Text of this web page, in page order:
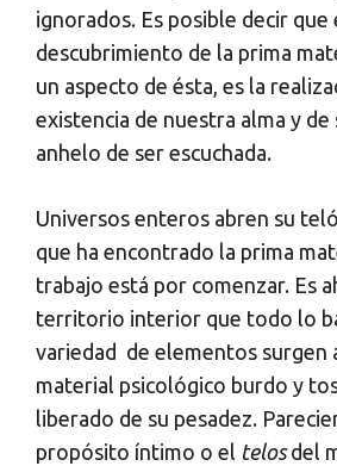
ignorados. Es posible decir que
descubrimiento de la prima
un aspecto de ésta, es la
existencia de nuestra alma y
anhelo de ser escuchada.
Universos enteros abren su
que ha encontrado la prima
trabajo está por comenzar. Es
territorio interior que todo lo
variedad de elementos surgen
material psicológico burdo y
liberado de su pesadez.
propósito íntimo o el telosdel